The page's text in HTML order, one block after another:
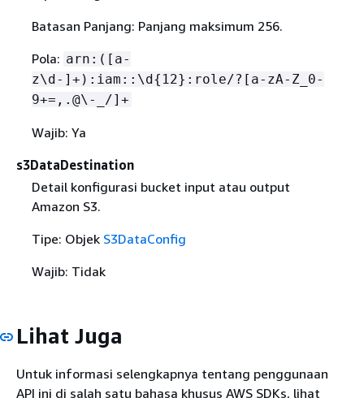
Batasan Panjang: Panjang maksimum 256.
Pola: arn:([a-
z\d-]+):iam::\d{ 12}:role/?[a-zA-Z_0-
9+=,.@\-_/]+
Wajib: Ya
s3DataDestination
Detail konfigurasi bucket input atau output
Amazon S3.
Tipe: Objek S3DataConfig
Wajib: Tidak
Lihat Juga
Untuk informasi selengkapnya tentang penggunaan
API ini di salah satu bahasa khusus AWS SDKs, lihat